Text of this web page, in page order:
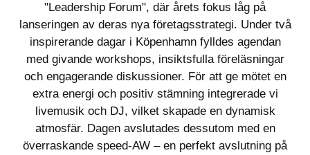
"Leadership Forum", där årets fokus låg på
lanseringen av deras nya företagsstrategi. Under två
inspirerande dagar i Köpenhamn fylldes agendan
med givande workshops, insiktsfulla föreläsningar
och engagerande diskussioner. För att ge mötet en
extra energi och positiv stämning integrerade vi
livemusik och DJ, vilket skapade en dynamisk
atmosfär. Dagen avslutades dessutom med en
överraskande speed-AW – en perfekt avslutning på